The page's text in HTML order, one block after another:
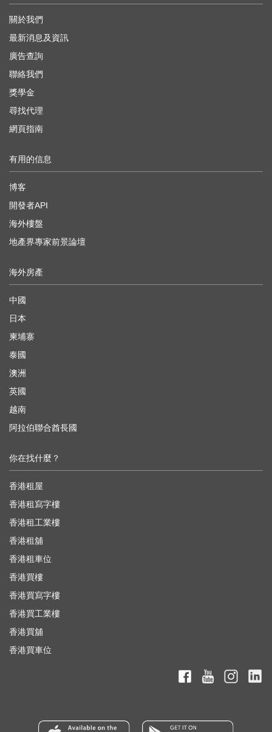
關於我們
最新消息及資訊
廣告查詢
聯絡我們
獎學金
尋找代理
網頁指南
有用的信息
博客
開發者API
海外樓盤
地產界專家前景論壇
海外房產
中國
日本
柬埔寨
泰國
澳洲
英國
越南
阿拉伯聯合酋長國
你在找什麼？
香港租屋
香港租寫字樓
香港租工業樓
香港租舖
香港租車位
香港買樓
香港買寫字樓
香港買工業樓
香港買舖
香港買車位